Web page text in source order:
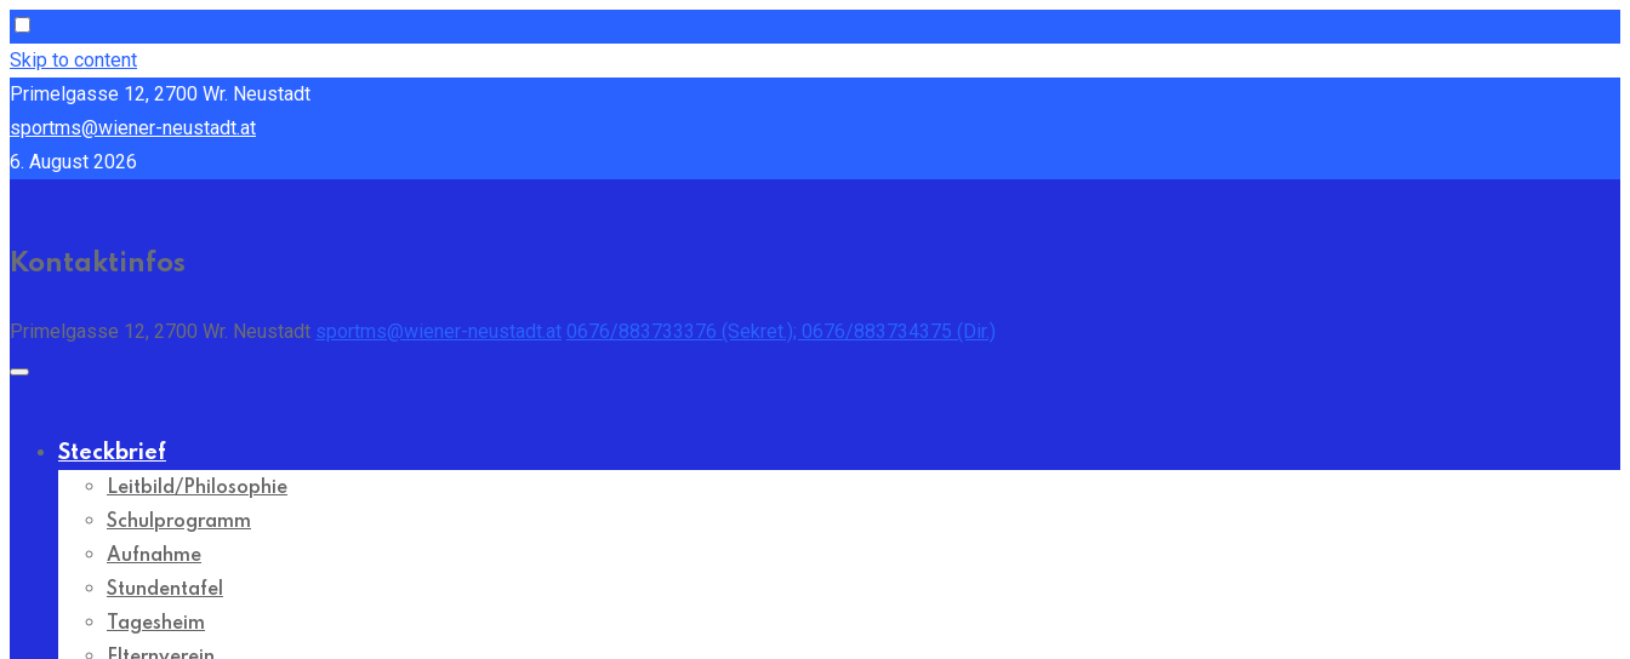
Skip to content
Primelgasse 12, 2700 Wr. Neustadt
sportms@wiener-neustadt.at
6. August 2026
Kontaktinfos
Primelgasse 12, 2700 Wr. Neustadt sportms@wiener-neustadt.at 0676/883733376 (Sekret.); 0676/883734375 (Dir.)
Steckbrief
Leitbild/Philosophie
Schulprogramm
Aufnahme
Stundentafel
Tagesheim